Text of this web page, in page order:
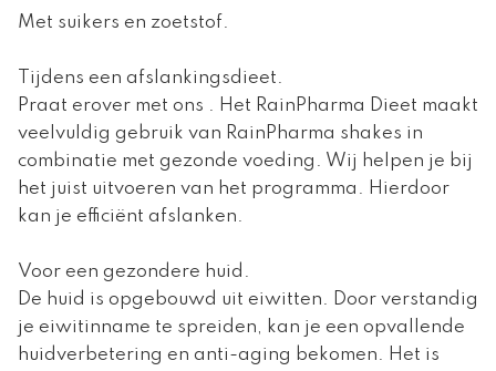
Met suikers en zoetstof.
Tijdens een afslankingsdieet.
Praat erover met ons . Het RainPharma Dieet maakt
veelvuldig gebruik van RainPharma shakes in
combinatie met gezonde voeding. Wij helpen je bij
het juist uitvoeren van het programma. Hierdoor
kan je efficiënt afslanken.
Voor een gezondere huid.
De huid is opgebouwd uit eiwitten. Door verstandig
je eiwitinname te spreiden, kan je een opvallende
huidverbetering en anti-aging bekomen. Het is